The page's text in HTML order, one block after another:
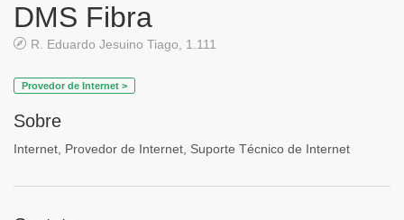
DMS Fibra
R. Eduardo Jesuino Tiago, 1.111
Provedor de Internet >
Sobre
Internet, Provedor de Internet, Suporte Técnico de Internet